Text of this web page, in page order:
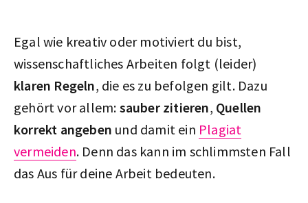
Egal wie kreativ oder motiviert du bist,
wissenschaftliches Arbeiten folgt (leider)
klaren Regeln, die es zu befolgen gilt. Dazu
gehört vor allem: sauber zitieren, Quellen
korrekt angeben und damit ein Plagiat
vermeiden. Denn das kann im schlimmsten Fall
das Aus für deine Arbeit bedeuten.